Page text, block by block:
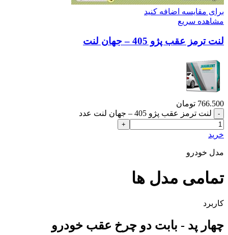
برای مقایسه اضافه کنید
مشاهده سریع
لنت ترمز عقب پژو 405 – جهان لنت
766.500 تومان
لنت ترمز عقب پژو 405 – جهان لنت عدد
خرید
مدل خودرو
تمامی مدل ها
کاربرد
چهار پد - بابت دو چرخ عقب خودرو